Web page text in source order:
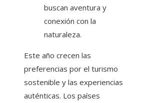
buscan aventura y
conexión con la
naturaleza.
Este año crecen las
preferencias por el turismo
sostenible y las experiencias
auténticas. Los países